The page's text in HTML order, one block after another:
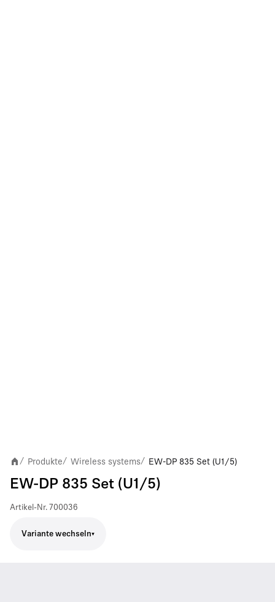
/ Produkte/ Wireless systems/ EW-DP 835 Set (U1/5)
EW-DP 835 Set (U1/5)
Artikel-Nr. 700036
Variante wechseln